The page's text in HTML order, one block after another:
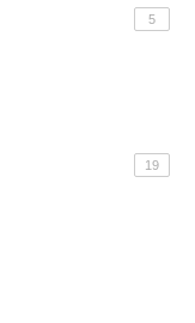
5
19